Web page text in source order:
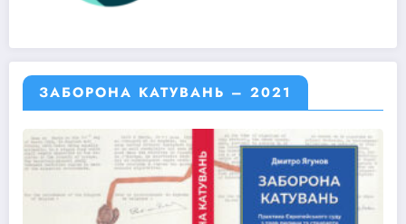
ЗАБОРОНА КАТУВАНЬ – 2021